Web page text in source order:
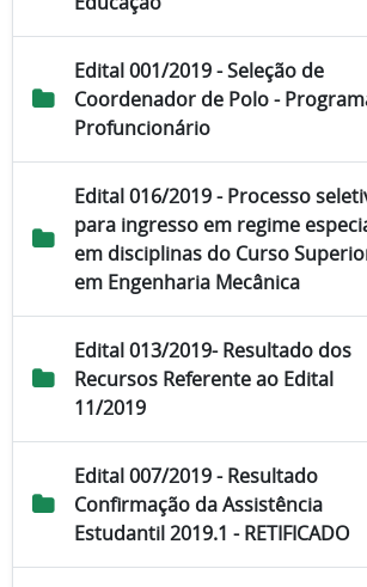
Edital 001/2019 - Seleção de
Coordenador de Polo -
Profuncionário
Edital 016/2019 - Processo
para ingresso em regime
em disciplinas do Curso
em Engenharia Mecânica
Edital 013/2019- Resultado dos
Recursos Referente ao Edital
11/2019
Edital 007/2019 - Resultado
Confirmação da Assistência
Estudantil 2019.1 - RETIFICADO